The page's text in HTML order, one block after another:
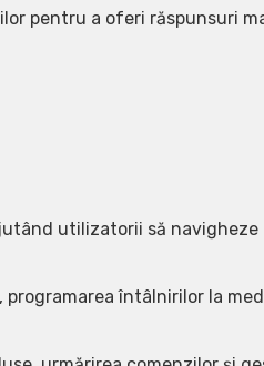
pentru a oferi răspunsuri
utilizatorii să
programarea întâlnirilor la